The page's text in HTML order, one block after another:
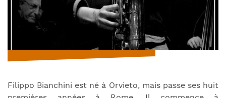
Filippo Bianchini est né à Orvieto, mais passe ses huit